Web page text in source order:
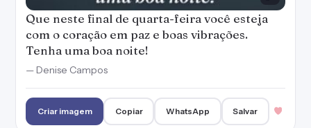
Que neste final de quarta-feira você esteja
com o coração em paz e boas vibrações.
Tenha uma boa noite!
— Denise Campos
Criar imagem Copiar WhatsApp Salvar